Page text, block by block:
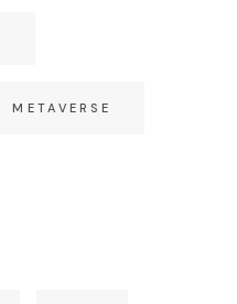
METAVERSE